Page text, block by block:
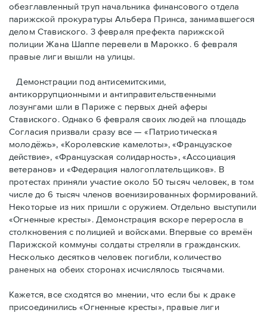
обезглавленный труп начальника финансового отдела
парижской прокуратуры Альбера Принса, занимавшегося
делом Cтавиского. 3 февраля префекта парижской
полиции Жана Шаппе перевели в Марокко. 6 февраля
правые лиги вышли на улицы.
Демонстрации под антисемитскими,
антикоррупционными и антиправительственными
лозунгами шли в Париже с первых дней аферы
Ставиского. Однако 6 февраля своих людей на площадь
Согласия призвали сразу все — «Патриотическая
молодёжь», «Королевские камелоты», «Французское
действие», «Французская солидарность», «Ассоциация
ветеранов» и «Федерация налогоплательщиков». В
протестах приняли участие около 50 тысяч человек, в том
числе до 6 тысяч членов военизированных формирований.
Некоторые из них пришли с оружием. Отдельно выступили
«Огненные кресты». Демонстрация вскоре переросла в
столкновения с полицией и войсками. Впервые со времён
Парижской коммуны солдаты стреляли в гражданских.
Несколько десятков человек погибли, количество
раненых на обеих сторонах исчислялось тысячами.
Кажется, все сходятся во мнении, что если бы к драке
присоединились «Огненные кресты», правые лиги